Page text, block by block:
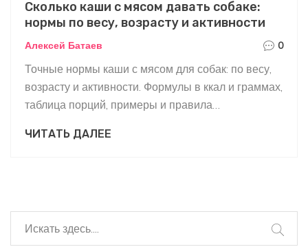
Сколько каши с мясом давать собаке:
нормы по весу, возрасту и активности
Алексей Батаев 0
Точные нормы каши с мясом для собак: по весу,
возрасту и активности. Формулы в ккал и граммах,
таблица порций, примеры и правила
ЧИТАТЬ ДАЛЕЕ